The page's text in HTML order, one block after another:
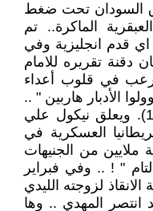
السودان تحت ضغط
الماكرة.. تم
قدم انجليزية وفي
عثمان دقنة تقريره للامام
في قلوب أعداء
الأدبار هاربين " ..
( نيللاندز : مصدر سابق ، ص 150). ويعلق نيكول علي
العسكرية في
ملايين من الجنيهات
" ! .. وفي فبراير
الانقاذ لزوجته الليدي
انتصر المهدي .. وها